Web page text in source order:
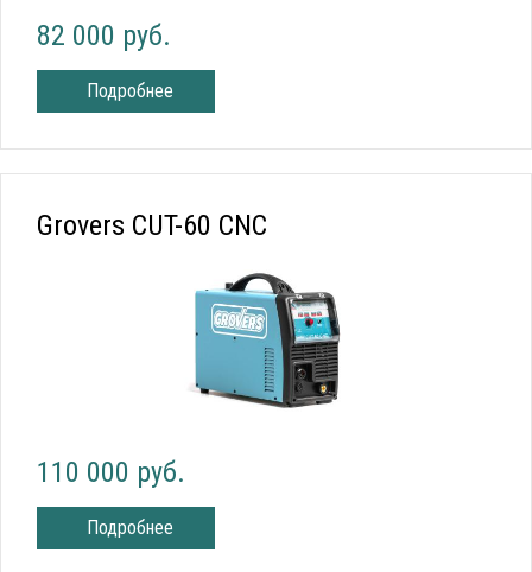
82 000 руб.
Подробнее
Grovers CUT-60 CNC
110 000 руб.
Подробнее